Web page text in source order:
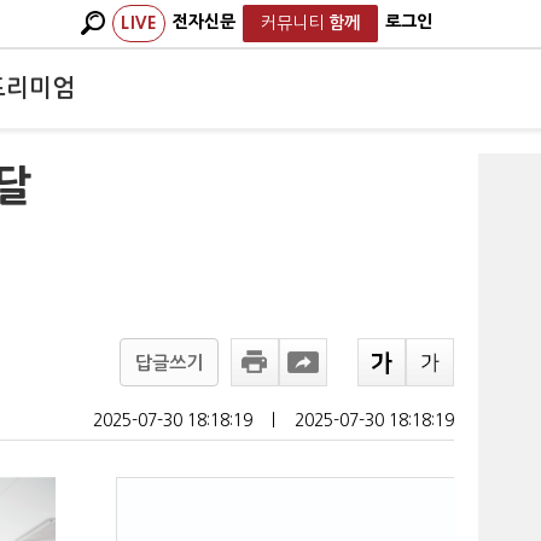
LIVE 전자신문 커뮤니티 함께 로그인
리미엄
답글쓰기
2025-07-30 18:18:19 2025-07-30 18:18:19